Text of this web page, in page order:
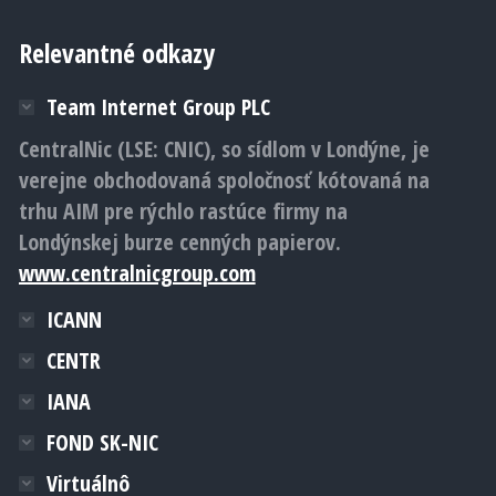
Relevantné odkazy
Team Internet Group PLC
CentralNic (LSE: CNIC), so sídlom v Londýne, je
verejne obchodovaná spoločnosť kótovaná na
trhu AIM pre rýchlo rastúce firmy na
Londýnskej burze cenných papierov.
www.centralnicgroup.com
ICANN
CENTR
IANA
FOND SK-NIC
Virtuálnô